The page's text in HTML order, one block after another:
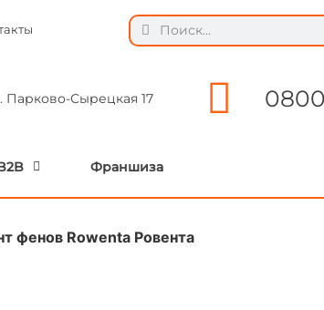
Парково-Сырецкая 17
Франшиза
фенов Rowenta Ровента